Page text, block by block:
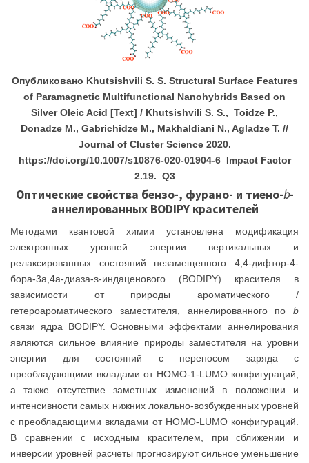
Опубликовано Khutsishvili S. S. Structural Surface Features
of Paramagnetic Multifunctional Nanohybrids Based on
Silver Oleic Acid [Text] / Khutsishvili S. S., Toidze P.,
Donadze M., Gabrichidze M., Makhaldiani N., Agladze T. //
Journal of Cluster Science 2020.
https://doi.org/10.1007/s10876-020-01904-6 Impact Factor
2.19. Q3
Оптические свойства бензо-, фурано- и тиено-b-
аннелированных BODIPYкрасителей
Методами квантовой химии установлена модификация
электронных уровней энергии вертикальных и
релаксированных состояний незамещенного 4,4-дифтор-4-
бора-3a,4a-диаза-s-индаценового (BODIPY) красителя в
зависимости от природы ароматического /
гетероароматического заместителя, аннелированного по b
связи ядра BODIPY. Основными эффектами аннелирования
являются сильное влияние природы заместителя на уровни
энергии для состояний с переносом заряда с
преобладающими вкладами от HOMO-1-LUMO конфигураций,
а также отсутствие заметных изменений в положении и
интенсивности самых нижних локально-возбужденных уровней
с преобладающими вкладами от HOMO-LUMO конфигураций.
В сравнении с исходным красителем, при сближении и
инверсии уровней расчеты прогнозируют сильное уменьшение